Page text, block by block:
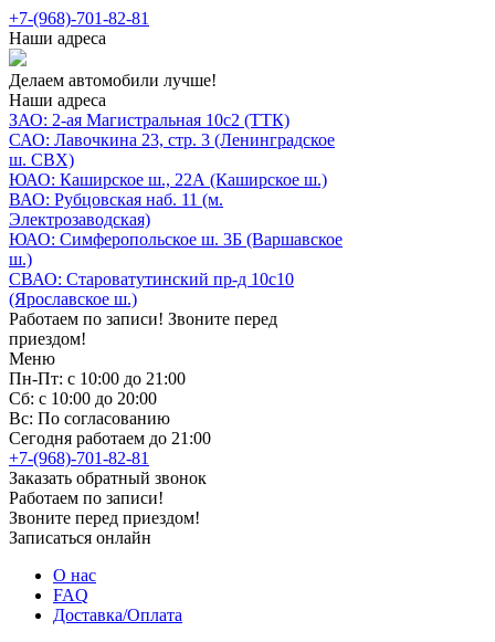
+7-(968)-701-82-81
Наши адреса
Делаем автомобили лучше!
Наши адреса
ЗАО: 2-ая Магистральная 10с2 (ТТК)
САО: Лавочкина 23, стр. 3 (Ленинградское
ш. СВХ)
ЮАО: Каширское ш., 22А (Каширское ш.)
ВАО: Рубцовская наб. 11 (м.
Электрозаводская)
ЮАО: Симферопольское ш. 3Б (Варшавское
ш.)
СВАО: Староватутинский пр-д 10с10
(Ярославское ш.)
Работаем по записи! Звоните перед
приездом!
Меню
Пн-Пт: с 10:00 до 21:00
Сб: с 10:00 до 20:00
Вс: По согласованию
Сегодня работаем до 21:00
+7-(968)-701-82-81
Заказать обратный звонок
Работаем по записи!
Звоните перед приездом!
Записаться онлайн
О нас
FAQ
Доставка/Оплата